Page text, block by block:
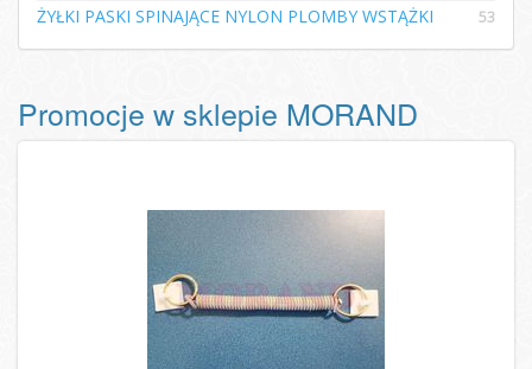
ŻYŁKI PASKI SPINAJĄCE NYLON PLOMBY WSTĄŻKI 53
Promocje w sklepie MORAND